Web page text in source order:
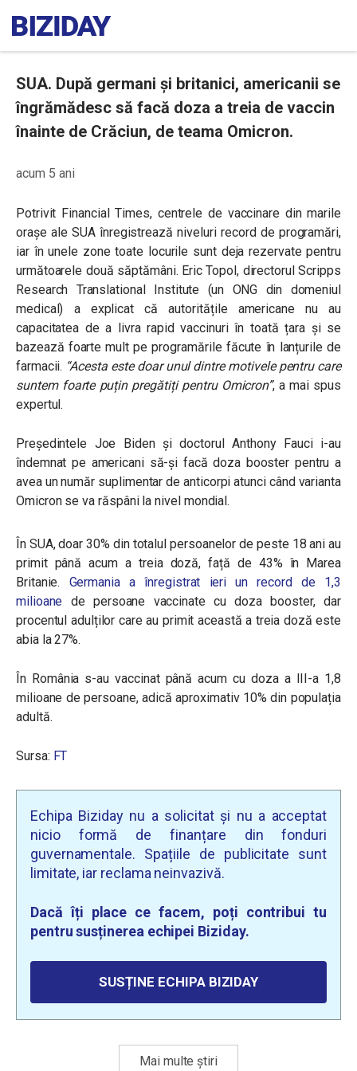
SUA. După germani și britanici, americanii se
îngrămădesc să facă doza a treia de vaccin
înainte de Crăciun, de teama Omicron.
acum 5 ani
Potrivit Financial Times, centrele de vaccinare din marile
orașe ale SUA înregistrează niveluri record de programări,
iar în unele zone toate locurile sunt deja rezervate pentru
următoarele două săptămâni. Eric Topol, directorul Scripps
Research Translational Institute (un ONG din domeniul
medical) a explicat că autoritățile americane nu au
capacitatea de a livra rapid vaccinuri în toată țara și se
bazează foarte mult pe programările făcute în lanțurile de
farmacii. “Acesta este doar unul dintre motivele pentru care
suntem foarte puțin pregătiți pentru Omicron”, a mai spus
expertul.
Președintele Joe Biden și doctorul Anthony Fauci i-au
îndemnat pe americani să-și facă doza booster pentru a
avea un număr suplimentar de anticorpi atunci când varianta
Omicron se va răspâni la nivel mondial.
În SUA, doar 30% din totalul persoanelor de peste 18 ani au
primit până acum a treia doză, față de 43% în Marea
Britanie. Germania a înregistrat ieri un record de 1,3
milioane de persoane vaccinate cu doza booster, dar
procentul adulților care au primit această a treia doză este
abia la 27%.
În România s-au vaccinat până acum cu doza a III-a 1,8
milioane de persoane, adică aproximativ 10% din populația
adultă.
Sursa: FT
Echipa Biziday nu a solicitat și nu a acceptat
nicio formă de finanțare din fonduri
guvernamentale. Spațiile de publicitate sunt
limitate, iar reclama neinvazivă.
Dacă îți place ce facem, poți contribui tu
pentru susținerea echipei Biziday.
SUSȚINE ECHIPA BIZIDAY
Mai multe știri